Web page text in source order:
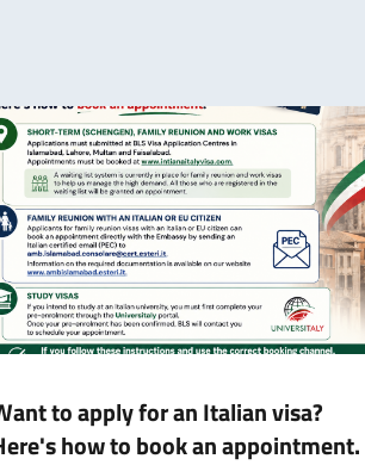
to apply for an Italian visa?
how to book an appointment.